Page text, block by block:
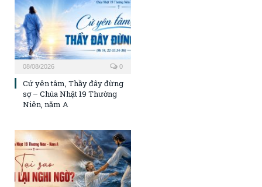
08/08/2026 0
Cứ yên tâm, Thầy đây đừng
sợ – Chúa Nhật 19 Thường
Niên, năm A